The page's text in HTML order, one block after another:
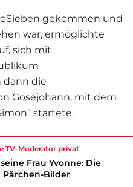
gekommen und
war, ermöglichte
sich mit
dann die
Gosejohann, mit dem
startete.
TV-Moderator privat
Frau Yvonne: Die
Pärchen-Bilder